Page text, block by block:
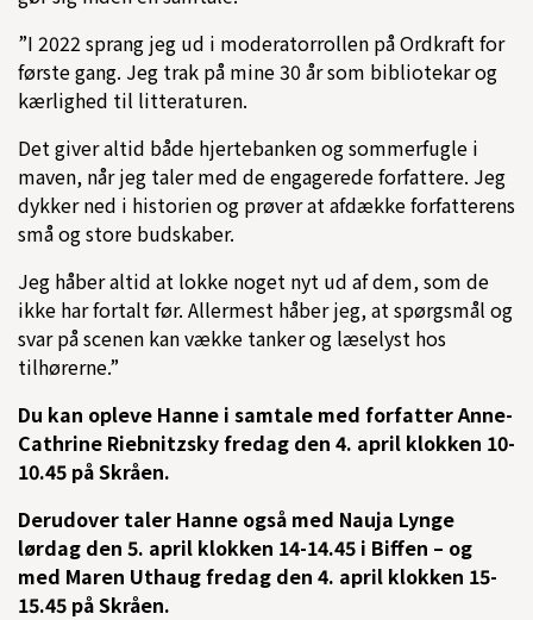
”I 2022 sprang jeg ud i moderatorrollen på Ordkraft for
første gang. Jeg trak på mine 30 år som bibliotekar og
kærlighed til litteraturen.
Det giver altid både hjertebanken og sommerfugle i
maven, når jeg taler med de engagerede forfattere. Jeg
dykker ned i historien og prøver at afdække forfatterens
små og store budskaber.
Jeg håber altid at lokke noget nyt ud af dem, som de
ikke har fortalt før. Allermest håber jeg, at spørgsmål og
svar på scenen kan vække tanker og læselyst hos
tilhørerne.”
Du kan opleve Hanne i samtale med forfatter Anne-
Cathrine Riebnitzsky fredag den 4. april klokken 10-
10.45 på Skråen.
Derudover taler Hanne også med Nauja Lynge
lørdag den 5. april klokken 14-14.45 i Biffen – og
med Maren Uthaug fredag den 4. april klokken 15-
15.45 på Skråen.